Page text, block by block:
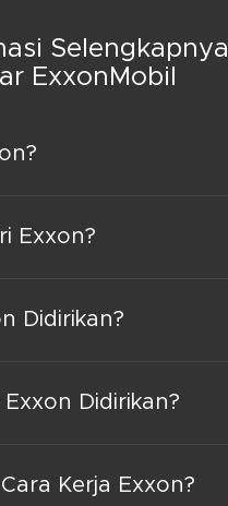
Selengkapnya
ExxonMobil
Exxon?
Didirikan?
Exxon Didirikan?
Kerja Exxon?